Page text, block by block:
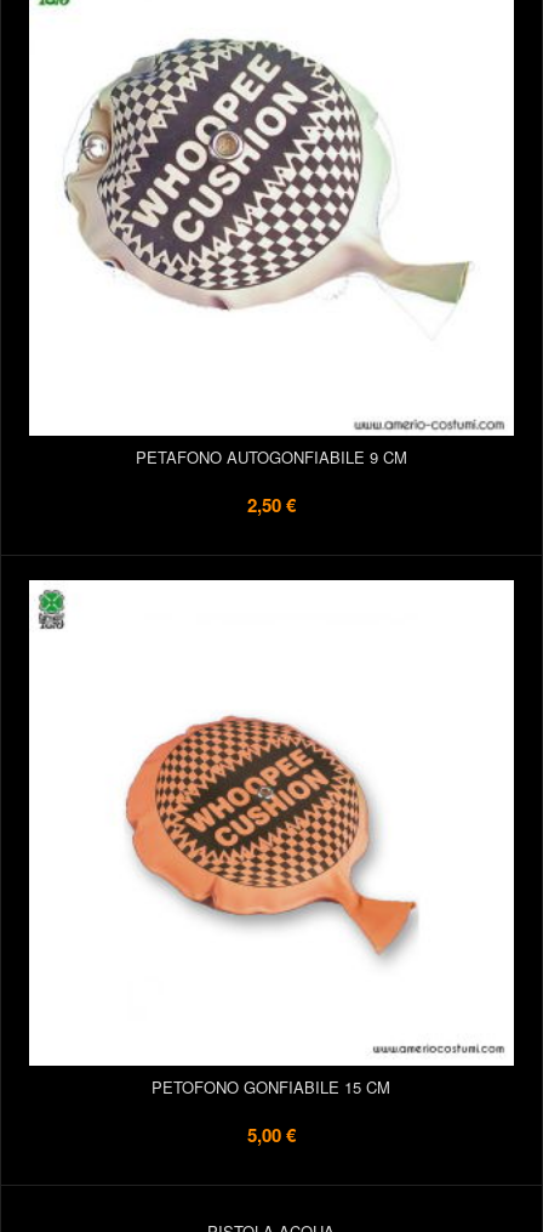
PETAFONO AUTOGONFIABILE 9 CM
2,50 €
PETOFONO GONFIABILE 15 CM
5,00 €